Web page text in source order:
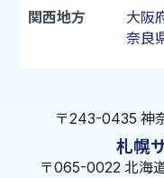
関西地方 大阪
奈良
〒243-0435 神
札幌
〒065-0022 北海